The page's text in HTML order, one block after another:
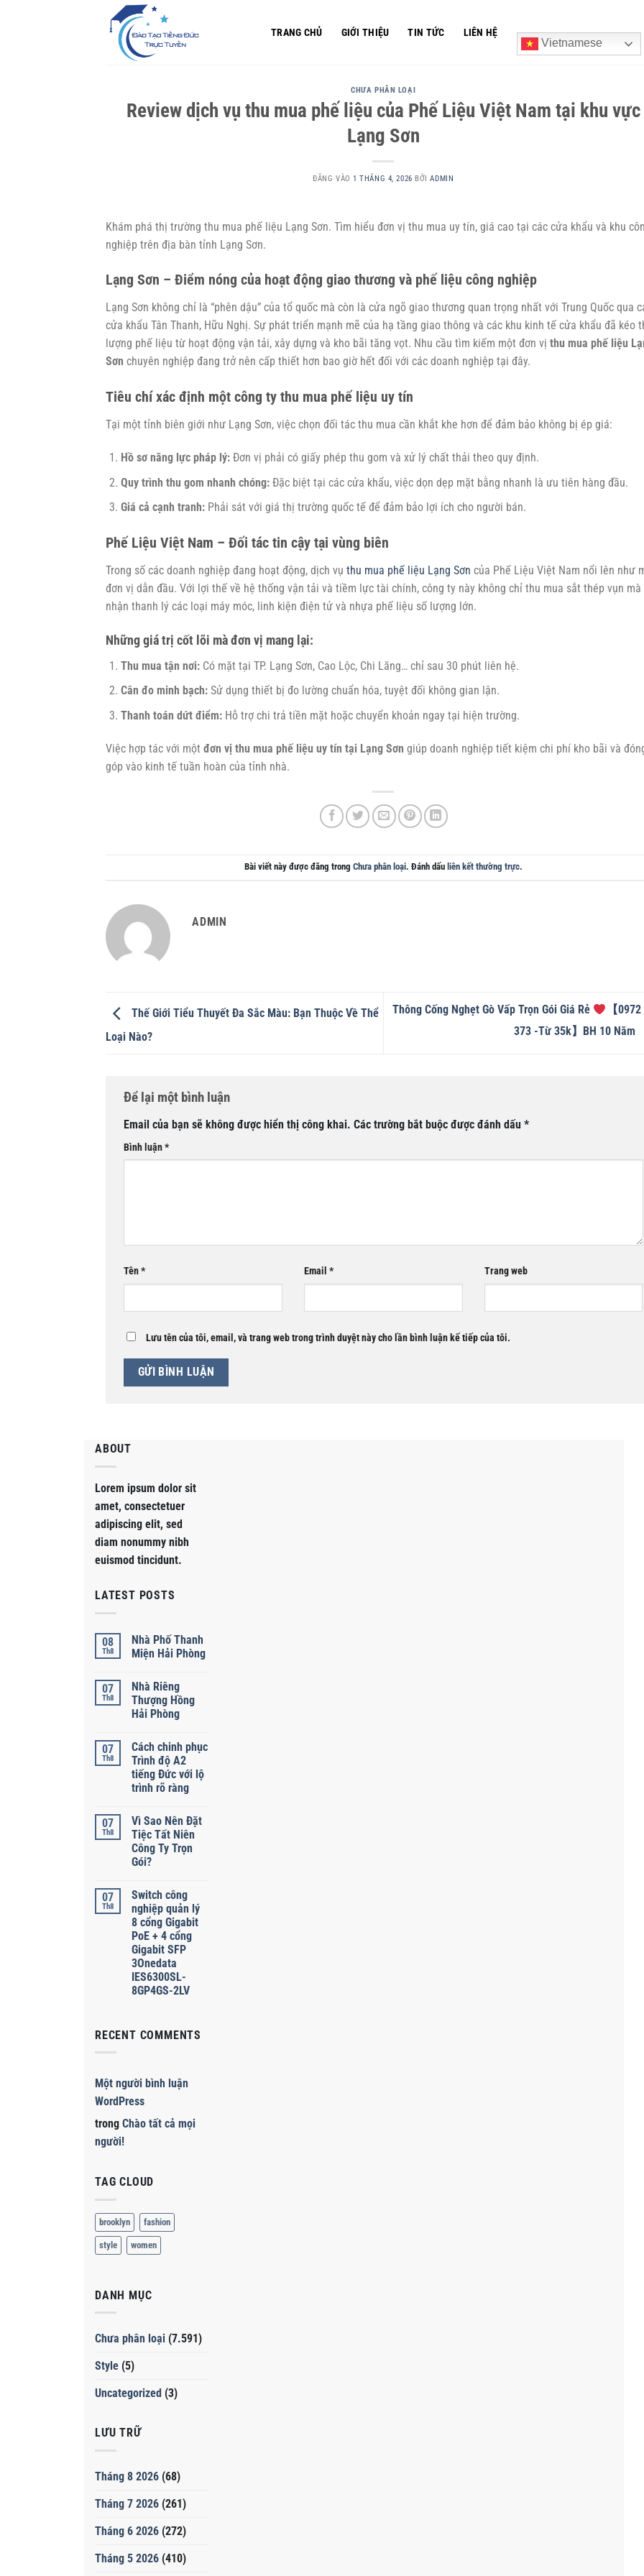
TRANG CHỦ GIỚI THIỆU TIN TỨC
LIÊN HỆ
Vietnamese
CHƯA PHÂN LOẠI
Review dịch vụ thu mua phế liệu của Phế Liệu Việt Nam tại khu vực
Lạng Sơn
ĐĂNG VÀO1 THÁNG 4, 2026 BỞIADMIN
Khám phá thị trường thu mua phế liệu Lạng Sơn. Tìm hiểu đơn vị thu mua uy tín, giá cao tại các cửa khẩu và khu
nghiệp trên địa bàn tỉnh Lạng Sơn.
Lạng Sơn – Điểm nóng của hoạt động giao thương và phế liệu công nghiệp
Lạng Sơn không chỉ là “phên dậu” của tổ quốc mà còn là cửa ngõ giao thương quan trọng nhất với Trung Quốc qua
cửa khẩu Tân Thanh, Hữu Nghị. Sự phát triển mạnh mẽ của hạ tầng giao thông và các khu kinh tế cửa khẩu đã kéo
lượng phế liệu từ hoạt động vận tải, xây dựng và kho bãi tăng vọt. Nhu cầu tìm kiếm một đơn vị thu mua phế liệu
Sơn chuyên nghiệp đang trở nên cấp thiết hơn bao giờ hết đối với các doanh nghiệp tại đây.
Tiêu chí xác định một công ty thu mua phế liệu uy tín
Tại một tỉnh biên giới như Lạng Sơn, việc chọn đối tác thu mua cần khắt khe hơn để đảm bảo không bị ép giá:
Hồ sơ năng lực pháp lý:Đơn vị phải có giấy phép thu gom và xử lý chất thải theo quy định.
Quy trình thu gom nhanh chóng:Đặc biệt tại các cửa khẩu, việc dọn dẹp mặt bằng nhanh là ưu tiên hàng đầu.
Giá cả cạnh tranh:Phải sát với giá thị trường quốc tế để đảm bảo lợi ích cho người bán.
Phế Liệu Việt Nam – Đối tác tin cậy tại vùng biên
Trong số các doanh nghiệp đang hoạt động, dịch vụ thu mua phế liệu Lạng Sơn của Phế Liệu Việt Nam nổi lên như
đơn vị dẫn đầu. Với lợi thế về hệ thống vận tải và tiềm lực tài chính, công ty này không chỉ thu mua sắt thép vụn mà
nhận thanh lý các loại máy móc, linh kiện điện tử và nhựa phế liệu số lượng lớn.
Những giá trị cốt lõi mà đơn vị mang lại:
Thu mua tận nơi:Có mặt tại TP. Lạng Sơn, Cao Lộc, Chi Lăng… chỉ sau 30 phút liên hệ.
Cân đo minh bạch:Sử dụng thiết bị đo lường chuẩn hóa, tuyệt đối không gian lận.
Thanh toán dứt điểm:Hỗ trợ chi trả tiền mặt hoặc chuyển khoản ngay tại hiện trường.
Việc hợp tác với một đơn vị thu mua phế liệu uy tín tại Lạng Sơn giúp doanh nghiệp tiết kiệm chi phí kho bãi và
góp vào kinh tế tuần hoàn của tỉnh nhà.
Bài viết này được đăng trong Chưa phân loại. Đánh dấu liên kết thường trực.
ADMIN
Thế Giới Tiểu Thuyết Đa Sắc Màu: Bạn Thuộc Về Thể
Loại Nào?
Thông Cống Nghẹt Gò Vấp Trọn Gói Giá Rẻ
【
373 -Từ 35k】BH 10 Năm
Để lại một bình luận
Email của bạn sẽ không được hiển thị công khai. Các trường bắt buộc được đánh dấu *
Bình luận*
Tên* Email * Trang web
Lưu tên của tôi, email, và trang web trong trình duyệt này cho lần bình luận kế tiếp của tôi.
ABOUT
Lorem ipsum dolor sit
amet, consectetuer
adipiscing elit, sed
diam nonummy nibh
euismod tincidunt.
LATEST POSTS
08
Th8
Nhà Phố Thanh
Miện Hải Phòng
07
Th8
Nhà Riêng
Thượng Hồng
Hải Phòng
07
Th8
Cách chinh phục
Trình độ A2
tiếng Đức với lộ
trình rõ ràng
07
Th8
Vì Sao Nên Đặt
Tiệc Tất Niên
Công Ty Trọn
Gói?
07
Th8
Switch công
nghiệp quản lý
8 cổng Gigabit
PoE + 4 cổng
Gigabit SFP
3Onedata
IES6300SL-
8GP4GS-2LV
RECENT COMMENTS
Một người bình luận
WordPress
trong Chào tất cả mọi
người!
TAG CLOUD
brooklyn fashion
style women
DANH MỤC
Chưa phân loại (7.591)
Style (5)
Uncategorized (3)
LƯU TRỮ
Tháng 8 2026 (68)
Tháng 7 2026 (261)
Tháng 6 2026 (272)
Tháng 5 2026 (410)